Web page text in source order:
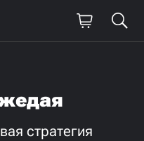
стратегия
Разово